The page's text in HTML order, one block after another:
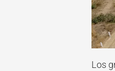
Los